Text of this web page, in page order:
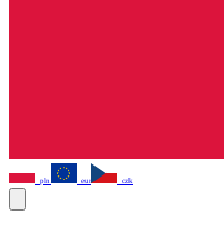
pln eur czk